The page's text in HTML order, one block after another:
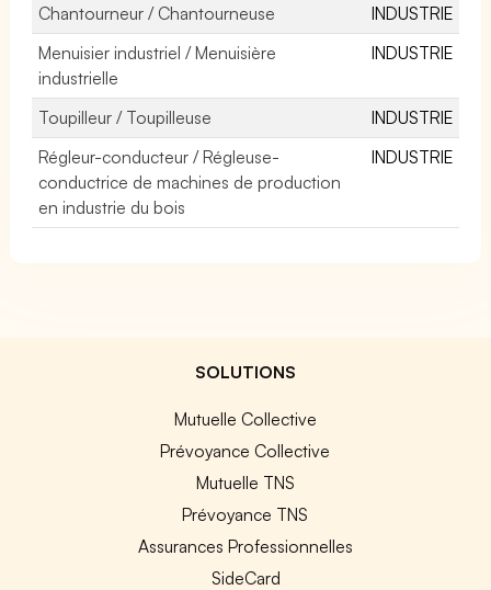
Chantourneur / Chantourneuse
INDUSTRIE
Menuisier industriel / Menuisière
industrielle
INDUSTRIE
Toupilleur / Toupilleuse
INDUSTRIE
Régleur-conducteur / Régleuse-
conductrice de machines de production
en industrie du bois
INDUSTRIE
SOLUTIONS
Mutuelle Collective
Prévoyance Collective
Mutuelle TNS
Prévoyance TNS
Assurances Professionnelles
SideCard